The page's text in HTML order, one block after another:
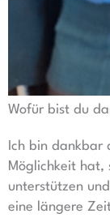
Wofür bist du
Ich bin dankbar
Möglichkeit hat,
unterstützen
eine längere